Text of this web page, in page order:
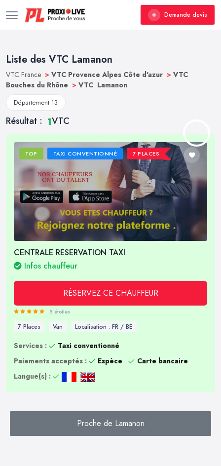
Demande devis
Liste des VTC Lamanon
VTC France > VTC Provence Alpes Côte d'azur > VTC
Bouches du Rhône > VTC Lamanon
Département 13
Résultat : 1VTC
TOP TAXI CONVENTIONNÉ 7 PLACES
CENTRALE RESERVATION TAXI
Infos chauffeur
RÉSERVEZ CE CHAUFFEUR
5 étoiles
7 Places Van Localisation : FR / BE
Services :
Taxi conventionné
Paiements acceptés :
Espèce
Carte bancaire
Langue(s) :
Proche de Lamanon